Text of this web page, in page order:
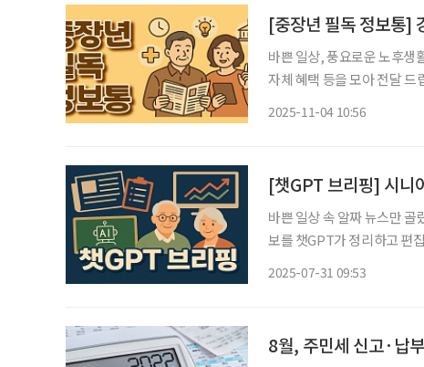
[중장년 필독 정보통]
바쁜 일상, 풍요로운 노후생
자체 혜택 등을 모아 전달 드립니다. 47년 된 경로당의 변신 서울시 강남구
2025-11-04 10:56
[챗GPT 브리핑] 시니
바쁜 일상 속 알짜 뉴스만 골
보를 챗GPT가 정리하고 편집국 기자가
2025-07-31 09:53
8월, 주민세 신고·납